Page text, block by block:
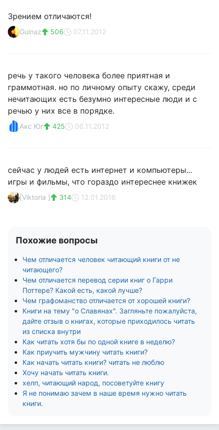
Зрением отличаются!
Gulnaz 506 07.11.2012
речь у такого человека более приятная и
граммотная. но по личному опыту скажу, среди
нечитающих есть безумно интересные люди и с
речью у них все в порядке.
Акс Юг 425 06.11.2012
сейчас у людей есть интернет и компьютеры...
игры и фильмы, что гораздо интереснее книжек
[Viktoria ] 314 12.01.2016
Похожие вопросы
Чем отличается человек читающий книги от не
читающего?
Чем отличается перевод серии книг о Гарри
Поттере? Какой есть, какой лучше?
Чем графоманство отличается от хорошей книги?
Книги на тему "о Славянах". Загляньте пожалуйста,
дайте отзыв о книгах, которые приходилось читать
из списка внутри
Как читать хотя бы по одной книге в неделю?
Как приучить мужчину читать книги?
Как начать читать книги? читать не люблю
Хочу начать читать книги.
хелп, читающий народ, посоветуйте книгу
Я не понимаю зачем в наше время нужно читать
книги.